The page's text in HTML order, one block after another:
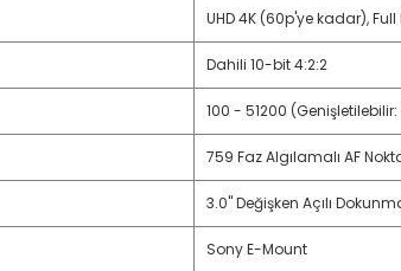
UHD 4K (60p'ye kadar),
Dahili 10-bit 4:2:2
100 - 51200
759 Faz Algılamalı AF
3.0" Değişken Açılı
Sony E-Mount